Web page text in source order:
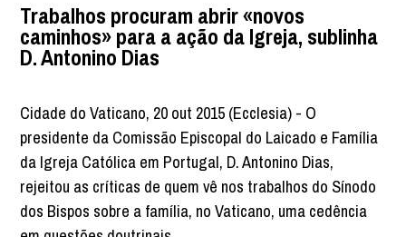
Trabalhos procuram abrir «novos
caminhos» para a ação da Igreja, sublinha
D. Antonino Dias
Cidade do Vaticano, 20 out 2015 (Ecclesia) - O
presidente da Comissão Episcopal do Laicado e Família
da Igreja Católica em Portugal, D. Antonino Dias,
rejeitou as críticas de quem vê nos trabalhos do Sínodo
dos Bispos sobre a família, no Vaticano, uma cedência